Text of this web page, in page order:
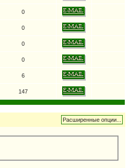
0
0
0
0
6
147